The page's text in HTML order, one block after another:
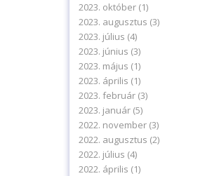
2023. október(1)
2023. augusztus (3)
2023. július (4)
2023. június (3)
2023. május (1)
2023. április (1)
2023. február(3)
2023. január(5)
2022. november(3)
2022. augusztus (2)
2022. július (4)
2022. április (1)